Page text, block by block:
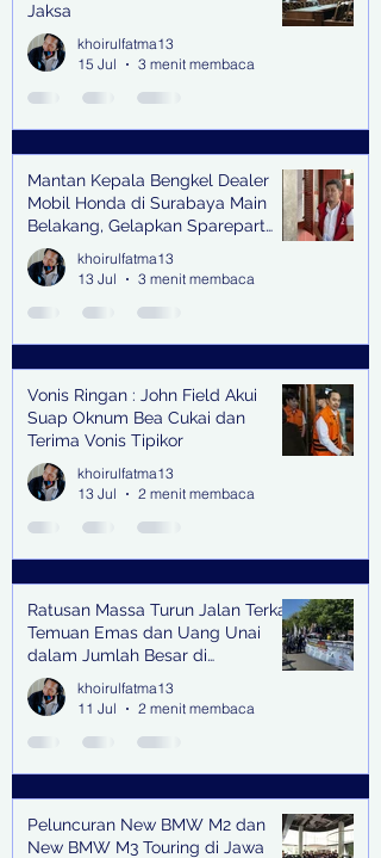
Jaksa
khoirulfatma13
15 Jul
3 menit membaca
Mantan Kepala Bengkel Dealer
Mobil Honda di Surabaya Main
Belakang, Gelapkan Sparepart
Senilai Rp 1,9 Miliar
khoirulfatma13
13 Jul
3 menit membaca
Vonis Ringan : John Field Akui
Suap Oknum Bea Cukai dan
Terima Vonis Tipikor
khoirulfatma13
13 Jul
2 menit membaca
Ratusan Massa Turun Jalan Terkait
Temuan Emas dan Uang Unai
dalam Jumlah Besar di
Lingkungan Jampidsus Kejaksaan
Agung RI di Jakarta
khoirulfatma13
11 Jul
2 menit membaca
Peluncuran New BMW M2 dan
New BMW M3 Touring di Jawa